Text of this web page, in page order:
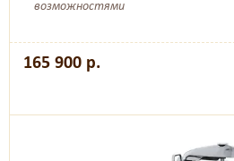
возможностями
165 900 р.